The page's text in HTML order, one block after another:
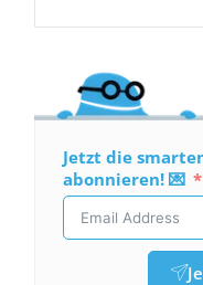
Jetzt die
abonnieren! 💌